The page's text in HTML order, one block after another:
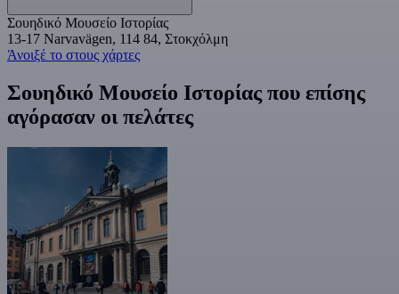
Σουηδικό Μουσείο Ιστορίας
13-17 Narvavägen, 114 84, Στοκχόλμη
Άνοιξέ το στους χάρτες
Σουηδικό Μουσείο Ιστορίας που επίσης
αγόρασαν οι πελάτες